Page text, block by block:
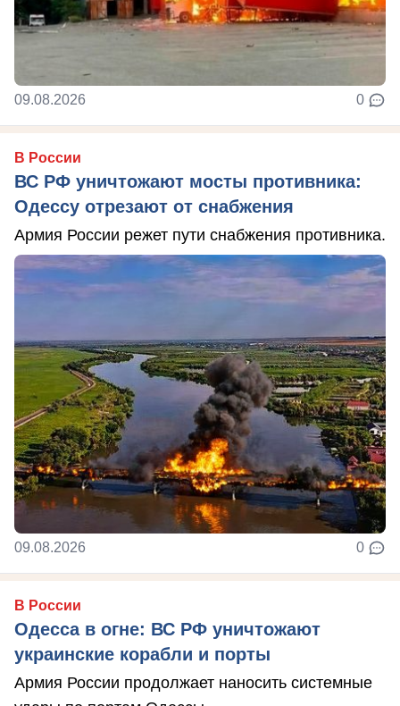
09.08.2026 0
В России
ВС РФ уничтожают мосты противника:
Одессу отрезают от снабжения
Армия России режет пути снабжения противника.
09.08.2026 0
В России
Одесса в огне: ВС РФ уничтожают
украинские корабли и порты
Армия России продолжает наносить системные